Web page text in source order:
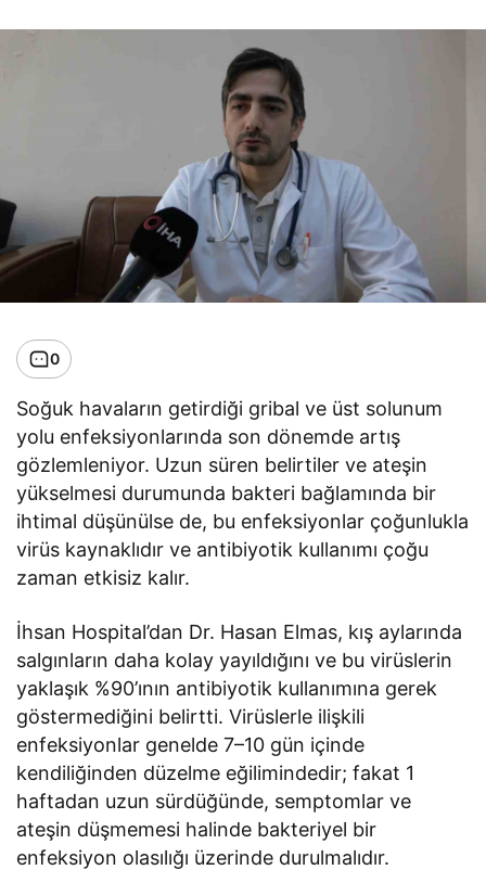
0
Soğuk havaların getirdiği gribal ve üst solunum
yolu enfeksiyonlarında son dönemde artış
gözlemleniyor. Uzun süren belirtiler ve ateşin
yükselmesi durumunda bakteri bağlamında bir
ihtimal düşünülse de, bu enfeksiyonlar çoğunlukla
virüs kaynaklıdır ve antibiyotik kullanımı çoğu
zaman etkisiz kalır.
İhsan Hospital’dan Dr. Hasan Elmas, kış aylarında
salgınların daha kolay yayıldığını ve bu virüslerin
yaklaşık %90’ının antibiyotik kullanımına gerek
göstermediğini belirtti. Virüslerle ilişkili
enfeksiyonlar genelde 7–10 gün içinde
kendiliğinden düzelme eğilimindedir; fakat 1
haftadan uzun sürdüğünde, semptomlar ve
ateşin düşmemesi halinde bakteriyel bir
enfeksiyon olasılığı üzerinde durulmalıdır.